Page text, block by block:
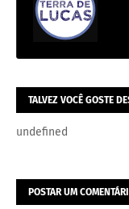
TALVEZ VOCÊ GOSTE
undefined
POSTAR UM